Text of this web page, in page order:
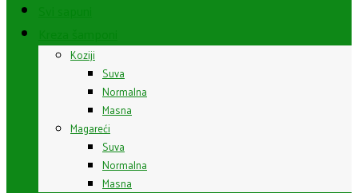
Koziji
Suva
Normalna
Masna
Magareći
Suva
Normalna
Masna